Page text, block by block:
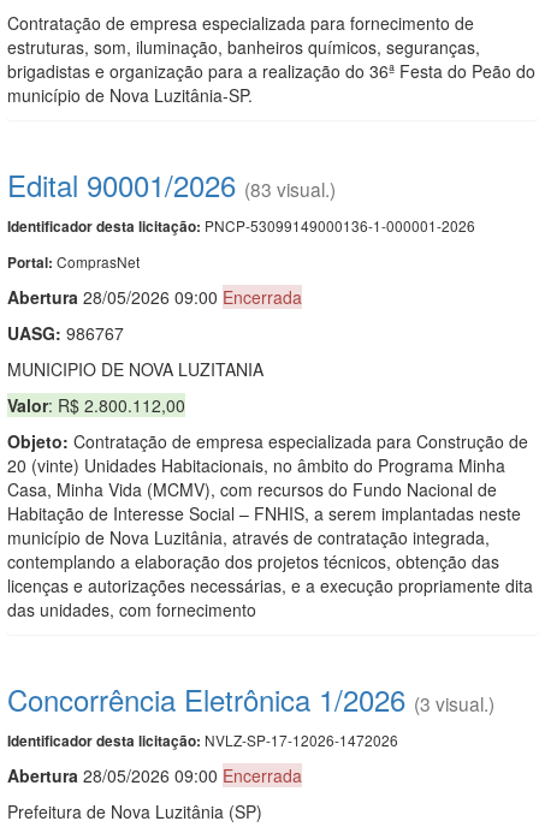
Contratação de empresa especializada para fornecimento de
estruturas, som, iluminação, banheiros químicos, seguranças,
brigadistas e organização para a realização do 36ª Festa do Peão do
município de Nova Luzitânia-SP.
Edital 90001/2026 (83 visual.)
Identificador desta licitação: PNCP-53099149000136-1-000001-2026
Portal: ComprasNet
Abertura 28/05/2026 09:00 Encerrada
UASG: 986767
MUNICIPIO DE NOVA LUZITANIA
Valor: R$ 2.800.112,00
Objeto: Contratação de empresa especializada para Construção de
20 (vinte) Unidades Habitacionais, no âmbito do Programa Minha
Casa, Minha Vida (MCMV), com recursos do Fundo Nacional de
Habitação de Interesse Social – FNHIS, a serem implantadas neste
município de Nova Luzitânia, através de contratação integrada,
contemplando a elaboração dos projetos técnicos, obtenção das
licenças e autorizações necessárias, e a execução propriamente dita
das unidades, com fornecimento
Concorrência Eletrônica 1/2026 (3 visual.)
Identificador desta licitação: NVLZ-SP-17-12026-1472026
Abertura 28/05/2026 09:00 Encerrada
Prefeitura de Nova Luzitânia (SP)